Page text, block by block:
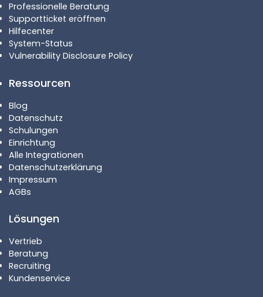
Professionelle Beratung
Supportticket eröffnen
Hilfecenter
System-Status
Vulnerability Disclosure Policy
Ressourcen
Blog
Datenschutz
Schulungen
Einrichtung
Alle Integrationen
Datenschutzerklärung
Impressum
AGBs
Lösungen
Vertrieb
Beratung
Recruiting
Kundenservice